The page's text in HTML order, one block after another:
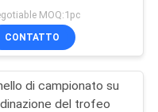
MOQ:1pc
CONTATTO
di campionato su
del trofeo